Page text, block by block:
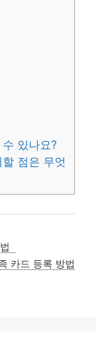
있나요?
점은 무엇
카드 등록 방법